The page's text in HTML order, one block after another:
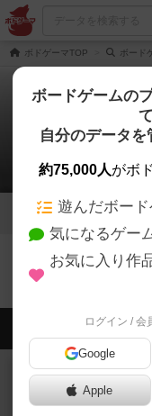
ボドゲーマTOP ボード
お
1
おじ
レビュー
ボードゲームの
自分のデータを
約75,000人がボ
遊んだボー
気になるゲー
お気に入り作
ログイン / 会
Google
Apple